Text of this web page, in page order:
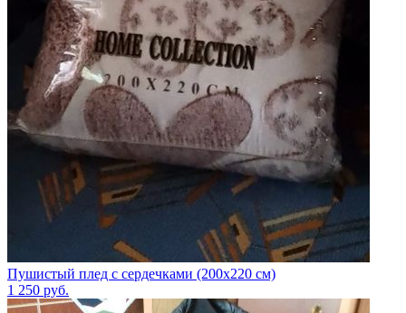
Пушистый плед с сердечками (200х220 см)
1 250 руб.